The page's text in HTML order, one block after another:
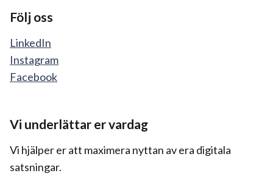
Följ oss
LinkedIn
Instagram
Facebook
Vi underlättar er vardag
Vi hjälper er att maximera nyttan av era digitala
satsningar.